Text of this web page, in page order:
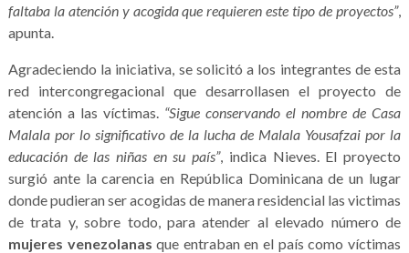
faltaba la atención y acogida que requieren este tipo de proyectos”,
apunta.
Agradeciendo la iniciativa, se solicitó a los integrantes de esta
red intercongregacional que desarrollasen el proyecto de
atención a las víctimas. “Sigue conservando el nombre de Casa
Malala por lo significativo de la lucha de Malala Yousafzai por la
educación de las niñas en su país”, indica Nieves. El proyecto
surgió ante la carencia en República Dominicana de un lugar
donde pudieran ser acogidas de manera residencial las victimas
de trata y, sobre todo, para atender al elevado número de
mujeres venezolanas que entraban en el país como víctimas